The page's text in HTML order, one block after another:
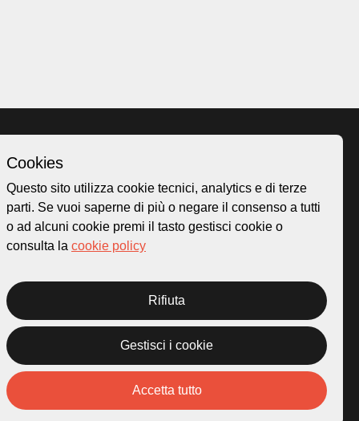
Privacy Policy
Homepage
Mappa
Storie
Cookies
Questo sito utilizza cookie tecnici, analytics e di terze
parti. Se vuoi saperne di più o negare il consenso a tutti
o ad alcuni cookie premi il tasto gestisci cookie o
consulta la cookie policy
Rifiuta
Gestisci i cookie
Accetta tutto